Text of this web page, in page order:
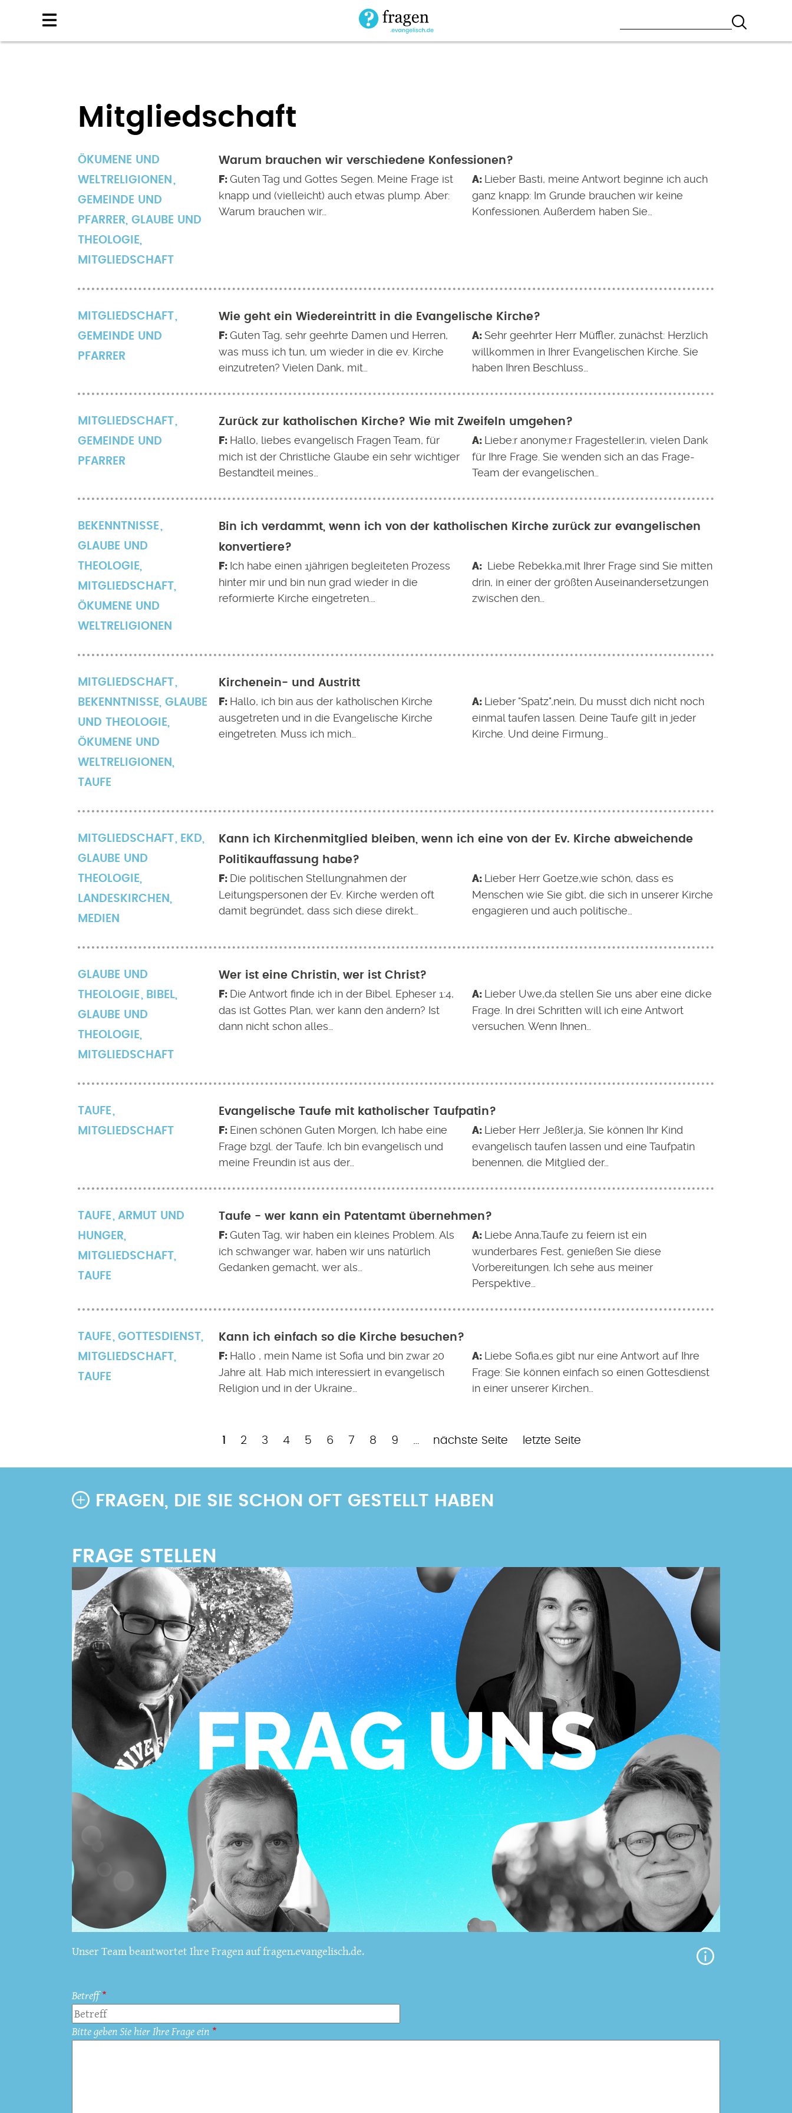
Mitgliedschaft
ÖKUMENE UND
WELTRELIGIONEN
GEMEINDE UND
PFARRER, GLAUBE UND
THEOLOGIE,
MITGLIEDSCHAFT
Warum brauchen wir verschiedene Konfessionen?
Guten Tag und Gottes Segen. Meine Frage ist
knapp und (vielleicht) auch etwas plump. Aber:
Warum brauchen wir…
Lieber Basti, meine Antwort beginne ich auch
ganz knapp: Im Grunde brauchen wir keine
Konfessionen. Außerdem haben Sie…
MITGLIEDSCHAFT
GEMEINDE UND
PFARRER
Wie geht ein Wiedereintritt in die Evangelische Kirche?
Guten Tag, sehr geehrte Damen und Herren,
was muss ich tun, um wieder in die ev. Kirche
einzutreten? Vielen Dank, mit…
Sehr geehrter Herr Müffler, zunächst: Herzlich
willkommen in Ihrer Evangelischen Kirche. Sie
haben Ihren Beschluss…
MITGLIEDSCHAFT
GEMEINDE UND
PFARRER
Zurück zur katholischen Kirche? Wie mit Zweifeln umgehen?
Hallo, liebes evangelisch Fragen Team, für
mich ist der Christliche Glaube ein sehr wichtiger
Bestandteil meines…
Liebe:r anonyme:r Fragesteller:in, vielen Dank
für Ihre Frage. Sie wenden sich an das Frage-
Team der evangelischen…
BEKENNTNISSE
GLAUBE UND
THEOLOGIE,
MITGLIEDSCHAFT,
ÖKUMENE UND
WELTRELIGIONEN
Bin ich verdammt, wenn ich von der katholischen Kirche zurück zur evangelischen
konvertiere?
Ich habe einen 1jährigen begleiteten Prozess
hinter mir und bin nun grad wieder in die
reformierte Kirche eingetreten.…
Liebe Rebekka,mit Ihrer Frage sind Sie mitten
drin, in einer der größten Auseinandersetzungen
zwischen den…
MITGLIEDSCHAFT
BEKENNTNISSE, GLAUBE
UND THEOLOGIE,
ÖKUMENE UND
WELTRELIGIONEN ,
TAUFE
Kirchenein- und Austritt
Hallo, ich bin aus der katholischen Kirche
ausgetreten und in die Evangelische Kirche
eingetreten. Muss ich mich…
Lieber "Spatz",nein, Du musst dich nicht noch
einmal taufen lassen. Deine Taufe gilt in jeder
Kirche. Und deine Firmung…
MITGLIEDSCHAFT EKD,
GLAUBE UND
THEOLOGIE,
LANDESKIRCHEN ,
MEDIEN
Kann ich Kirchenmitglied bleiben, wenn ich eine von der Ev. Kirche abweichende
Politikauffassung habe?
Die politischen Stellungnahmen der
Leitungspersonen der Ev. Kirche werden oft
damit begründet, dass sich diese direkt…
Lieber Herr Goetze,wie schön, dass es
Menschen wie Sie gibt, die sich in unserer Kirche
engagieren und auch politische…
GLAUBE UND
THEOLOGIE
BIBEL,
GLAUBE UND
THEOLOGIE,
MITGLIEDSCHAFT
Wer ist eine Christin, wer ist Christ?
Die Antwort finde ich in der Bibel. Epheser 1:4,
das ist Gottes Plan, wer kann den ändern? Ist
dann nicht schon alles…
Lieber Uwe,da stellen Sie uns aber eine dicke
Frage. In drei Schritten will ich eine Antwort
versuchen. Wenn Ihnen…
TAUFE
MITGLIEDSCHAFT
Evangelische Taufe mit katholischer Taufpatin?
Einen schönen Guten Morgen, Ich habe eine
Frage bzgl. der Taufe. Ich bin evangelisch und
meine Freundin ist aus der…
Lieber Herr Jeßler,ja, Sie können Ihr Kind
evangelisch taufen lassen und eine Taufpatin
benennen, die Mitglied der…
TAUFE
ARMUT UND
HUNGER,
MITGLIEDSCHAFT,
TAUFE
Taufe - wer kann ein Patentamt übernehmen?
Guten Tag, wir haben ein kleines Problem. Als
ich schwanger war, haben wir uns natürlich
Gedanken gemacht, wer als…
Liebe Anna,Taufe zu feiern ist ein
wunderbares Fest, genießen Sie diese
Vorbereitungen. Ich sehe aus meiner
Perspektive…
TAUFE GOTTESDIENST,
MITGLIEDSCHAFT,
TAUFE
Kann ich einfach so die Kirche besuchen?
Hallo , mein Name ist Sofia und bin zwar 20
Jahre alt. Hab mich interessiert in evangelisch
Religion und in der Ukraine…
Liebe Sofia,es gibt nur eine Antwort auf Ihre
Frage: Sie können einfach so einen Gottesdienst
in einer unserer Kirchen…
Aktuelle
1 Page
2 Page
3 Page
4 Page
5 Page
6 Page
7 Page
8 Page
9
Nächste
nächste Seite
Letzte
letzte Seite
FRAGEN, DIE SIE SCHON OFT GESTELLT HABEN
Unser Team beantwortet Ihre Fragen auf fragen.evangelisch.de.
Betreff
Bitte geben Sie hier Ihre Frage ein